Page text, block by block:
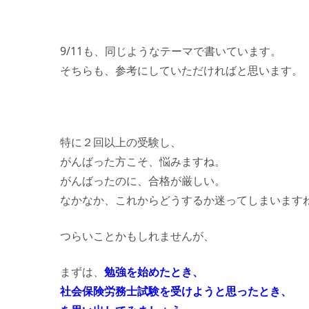
9/11も、同じようなテーマで書いています。
そちらも、参考にしていただければと思います。
特に２回以上の受験し、
がんばった方こそ、悩みますね。
がんばったのに、合格が厳しい。
なかなか、これからどうするか迷ってしまいます
つらいことかもしれませんが、
まずは、 勉強を始めたとき、
社会保険労務士試験を受けようと思ったとき、